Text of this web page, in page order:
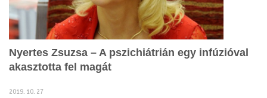
Nyertes Zsuzsa – A pszichiátrián egy infúzióval
akasztotta fel magát
2019. 10. 27